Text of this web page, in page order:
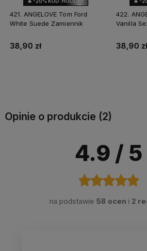
421. ANGELOVE Tom Ford
White Suede Zamiennik
38,90 zł
422.
Vanilla
38,90 zł
Opinie o produkcie (2)
4.9 / 5
na podstawie 58 ocen i 2